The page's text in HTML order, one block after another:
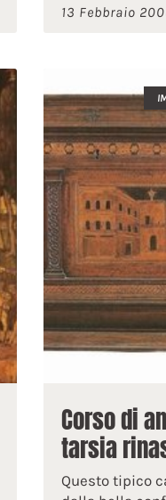
13 Febbraio
Corso di
tarsia
Questo tipico